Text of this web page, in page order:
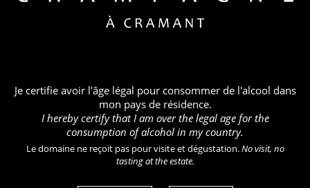
Je certifie avoir l'âge légal pour consommer de l'alcool dans
mon pays de résidence.
I hereby certify that I am over the legal age for the
consumption of alcohol in my country.
Le domaine ne reçoit pas pour visite et dégustation.No visit, no
tasting at the estate.